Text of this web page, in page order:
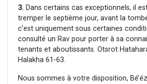
3. Dans certains cas exceptionnels, il
tremper le septième jour, avant la
c'est uniquement sous certaines
consulté un Rav pour porter à sa
tenants et aboutissants. Otsrot
Halakha 61-63.
Nous sommes à votre disposition,